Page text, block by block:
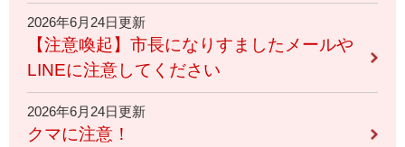
2026年6月24日更新
【注意喚起】市長になりすましたメールや
LINEに注意してください
2026年6月24日更新
クマに注意！